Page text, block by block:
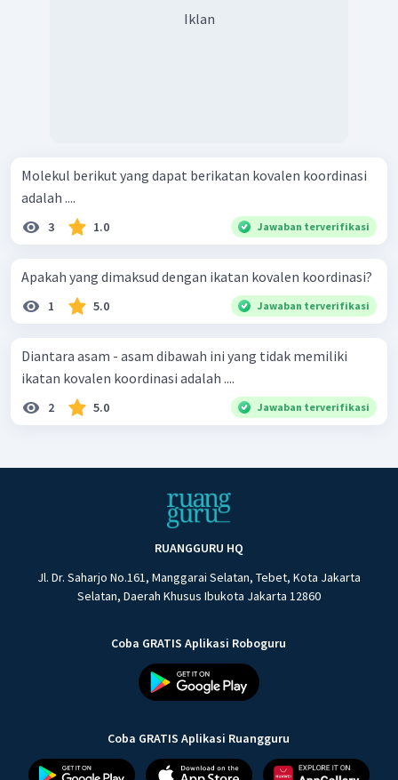
Iklan
Molekul berikut yang dapat berikatan kovalen koordinasi
adalah ....
3 1.0 Jawaban terverifikasi
Apakah yang dimaksud dengan ikatan kovalen koordinasi?
1 5.0 Jawaban terverifikasi
Diantara asam - asam dibawah ini yang tidak memiliki
ikatan kovalen koordinasi adalah ....
2 5.0 Jawaban terverifikasi
RUANGGURU HQ
Jl. Dr. Saharjo No.161, Manggarai Selatan, Tebet, Kota Jakarta
Selatan, Daerah Khusus Ibukota Jakarta 12860
Coba GRATIS Aplikasi Roboguru
Coba GRATIS Aplikasi Ruangguru